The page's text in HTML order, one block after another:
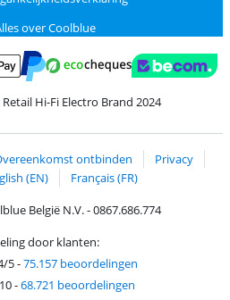
over Coolblue
en Visa via ClickToPay
Betalen met PayPal
Retail Hi-Fi Electro Brand 2024
ontbinden
Privacy
(EN)
Français (FR)
België N.V. - 0867.686.774
door klanten:
5-75.157 beoordelingen
-68.721 beoordelingen